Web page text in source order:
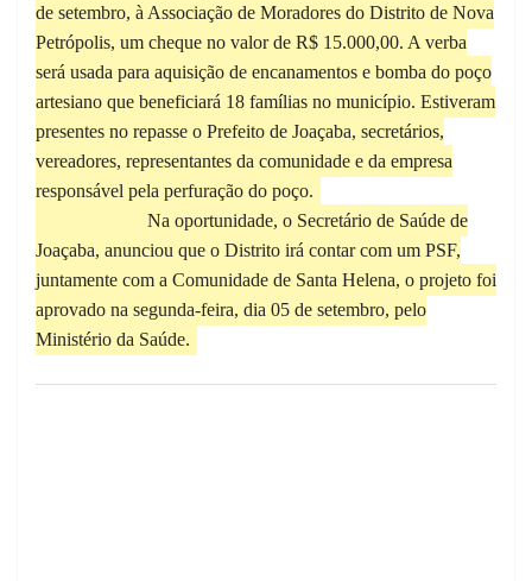
de setembro, à Associação de Moradores do Distrito de Nova
Petrópolis, um cheque no valor de R$ 15.000,00. A verba
será usada para aquisição de encanamentos e bomba do poço
artesiano que beneficiará 18 famílias no município. Estiveram
presentes no repasse o Prefeito de Joaçaba, secretários,
vereadores, representantes da comunidade e da empresa
responsável pela perfuração do poço.
Na oportunidade, o Secretário de Saúde de
Joaçaba, anunciou que o Distrito irá contar com um PSF,
juntamente com a Comunidade de Santa Helena, o projeto foi
aprovado na segunda-feira, dia 05 de setembro, pelo
Ministério da Saúde.